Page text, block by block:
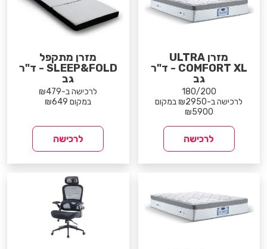
מזרן ULTRA
COMFORT XL - ד"ר
גב
180/200
לרכישה ב-₪2950 במקום
₪5900
לרכישה
מזרן מתקפל
SLEEP&FOLD - ד"ר
גב
לרכישה ב-₪479
במקום ₪649
לרכישה